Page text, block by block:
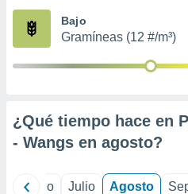
1199
Bajo
Gramíneas (12 #/m³)
¿Qué tiempo hace en
- Wangs en agosto?
Junio Julio Agosto